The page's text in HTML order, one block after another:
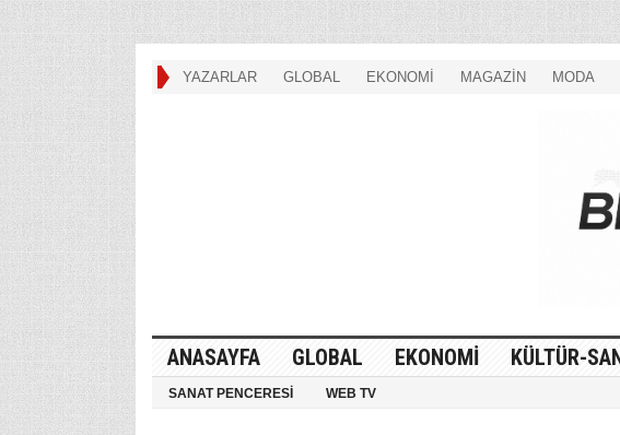
YAZARLAR GLOBAL EKONOMİ MAGAZİN MODA
ANASAYFA GLOBAL EKONOMİ KÜLTÜR-
SANAT PENCERESİ WEB TV